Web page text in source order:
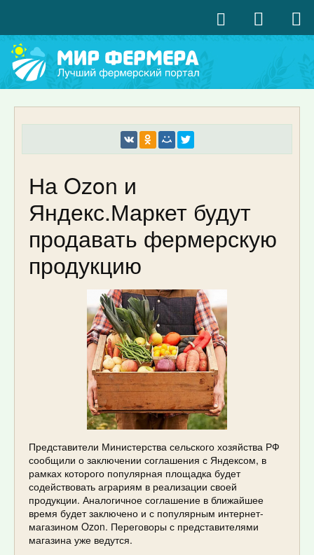
На Ozon и
Яндекс.Маркет будут
продавать фермерскую
продукцию
Представители Министерства сельского хозяйства РФ
сообщили о заключении соглашения с Яндексом, в
рамках которого популярная площадка будет
содействовать аграриям в реализации своей
продукции. Аналогичное соглашение в ближайшее
время будет заключено и с популярным интернет-
магазином Ozon. Переговоры с представителями
магазина уже ведутся.